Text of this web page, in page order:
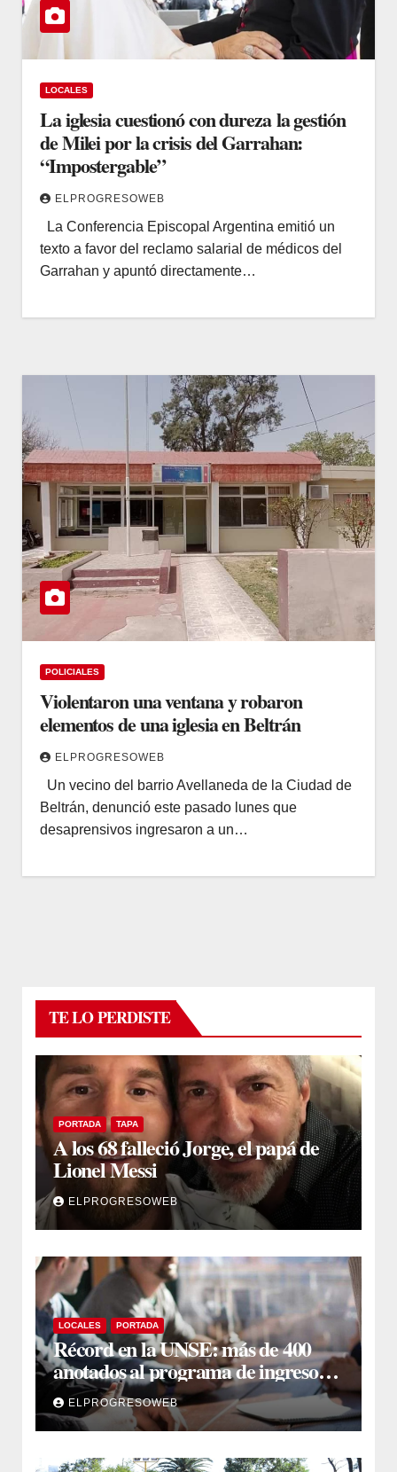
LOCALES
La iglesia cuestionó con dureza la gestión
de Milei por la crisis del Garrahan:
“Impostergable”
ELPROGRESOWEB
La Conferencia Episcopal Argentina emitió un
texto a favor del reclamo salarial de médicos del
Garrahan y apuntó directamente…
POLICIALES
Violentaron una ventana y robaron
elementos de una iglesia en Beltrán
ELPROGRESOWEB
Un vecino del barrio Avellaneda de la Ciudad de
Beltrán, denunció este pasado lunes que
desaprensivos ingresaron a un…
TE LO PERDISTE
PORTADA TAPA
A los 68 falleció Jorge, el papá de
Lionel Messi
ELPROGRESOWEB
LOCALES PORTADA
Récord en la UNSE: más de 400
anotados al programa de ingreso
sin secundario
ELPROGRESOWEB